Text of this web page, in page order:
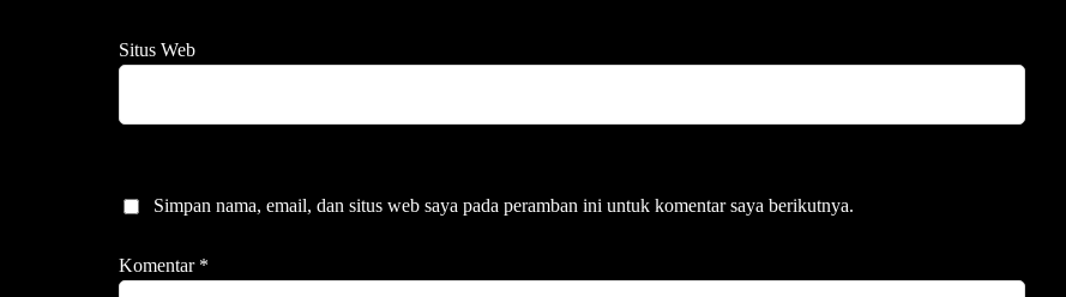
Situs Web
Simpan nama, email, dan situs web saya pada peramban ini untuk komentar saya berikutnya.
Komentar *